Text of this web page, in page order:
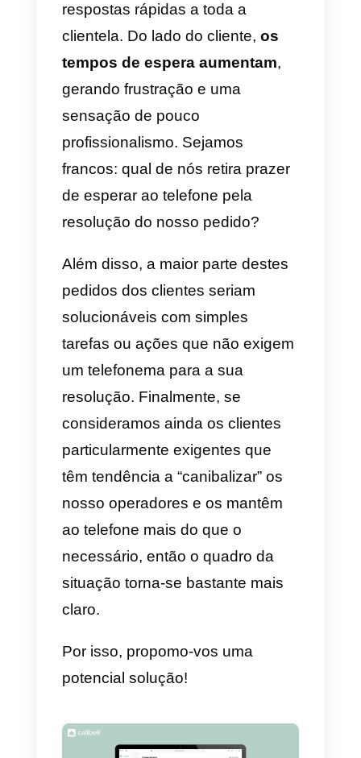
atendimento ao cliente surge
elevada taxa de telefonemas
que se registam
frequentemente em momentos
específicos de pico
consoante a tipologia de
os telefonemas tendem muitas
precisos ou em determinados
dias da semana.
Durante estes momentos, as
equipas responsáveis ficam em
apuros e cansam-se de seguir o
ritmo, não conseguindo garantir
respostas rápidas a toda a
clientela. Do lado do cliente,
tempos de espera aumentam
gerando frustração e uma
profissionalismo. Sejamos
francos: qual de nós retira prazer
de esperar ao telefone pela